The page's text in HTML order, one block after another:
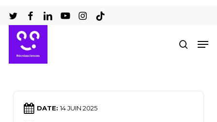
au
contenu
principal
DATE:14 JUIN 2025
le